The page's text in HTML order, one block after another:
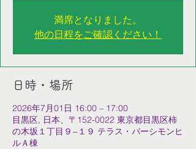
満席となりました。
他の日程をご確認ください！
日時・場所
2026年7月01日 16:00 – 17:00
目黒区, 日本、〒152-0022 東京都目黒区柿
の木坂１丁目９−１９ テラス・パーシモンヒ
ルＡ棟